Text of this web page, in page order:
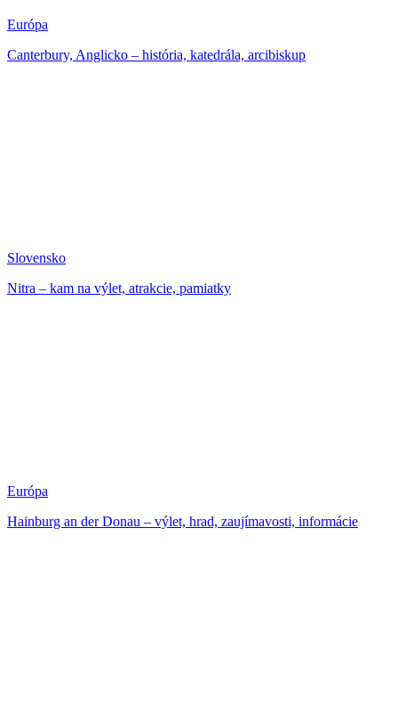
Európa
Canterbury, Anglicko – história, katedrála, arcibiskup
Slovensko
Nitra – kam na výlet, atrakcie, pamiatky
Európa
Hainburg an der Donau – výlet, hrad, zaujímavosti, informácie